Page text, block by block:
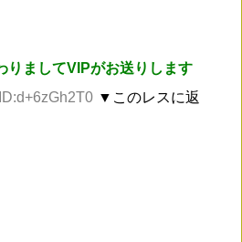
りましてVIPがお送りします
▼このレスに返